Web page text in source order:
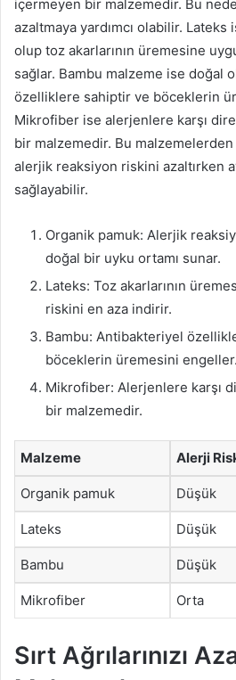
içermeyen bir malzemedir. Bu
azaltmaya yardımcı olabilir.
olup toz akarlarının üremesine
sağlar. Bambu malzeme ise doğal
özelliklere sahiptir ve böceklerin
Mikrofiber ise alerjenlere karşı
bir malzemedir. Bu
alerjik reaksiyon riskini azaltırken
sağlayabilir.
Organik pamuk: Alerjik
doğal bir uyku ortamı sunar.
Lateks: Toz akarlarının
riskini en aza indirir.
Bambu: Antibakteriyel
böceklerin üremesini engeller.
Mikrofiber: Alerjenlere karşı
bir malzemedir.
Malzeme Alerji
Organik pamuk Düşük
Lateks Düşük
Bambu Düşük
Mikrofiber Orta
Sırt Ağrılarınızı